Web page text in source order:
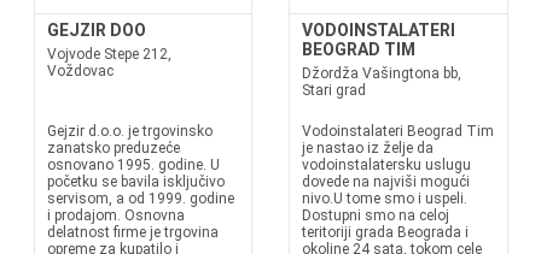
GEJZIR DOO
Vojvode Stepe 212,
Voždovac
Gejzir d.o.o. je trgovinsko
zanatsko preduzeće
osnovano 1995. godine. U
početku se bavila isključivo
servisom, a od 1999. godine
i prodajom. Osnovna
delatnost firme je trgovina
opreme za kupatilo i
VODOINSTALATERI
BEOGRAD TIM
Džordža Vašingtona bb,
Stari grad
Vodoinstalateri Beograd Tim
je nastao iz želje da
vodoinstalatersku uslugu
dovede na najviši mogući
nivo.U tome smo i uspeli.
Dostupni smo na celoj
teritoriji grada Beograda i
okoline 24 sata, tokom cele